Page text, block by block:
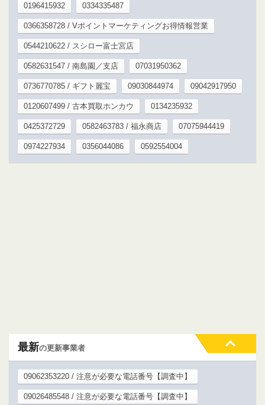
0196415932 0334335487
0366358728 / Vポイントマーケティングお得情報営業
0544210622 / スシロー富士宮店
0582631547 / 南島園／支店 07031950362
0736770785 / ギフト麗宝 09030844974 09042917950
0120607499 / 古本買取ホンカウ 0134235932
0425372729 0582463783 / 福永商店 07075944419
0974227934 0356044086 0592554004
最新の更新事業者
09062353220 / 注意が必要な電話番号【調査中】
09026485548 / 注意が必要な電話番号【調査中】